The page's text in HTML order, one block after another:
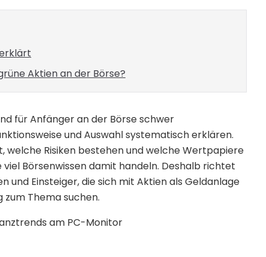
Aktien an der Börse?
für Anfänger an der Börse schwer
und Auswahl systematisch erklären.
welche Risiken bestehen und welche Wertpapiere
Börsenwissen damit handeln. Deshalb richtet
und Einsteiger, die sich mit Aktien als Geldanlage
Thema suchen.